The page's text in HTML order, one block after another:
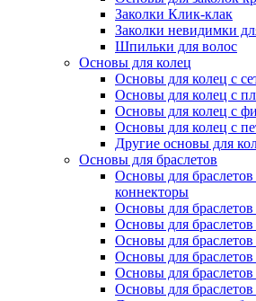
Заколки Клик-клак
Заколки невидимки
Шпильки для волос
Основы для колец
Основы для колец с
Основы для колец с
Основы для колец с
Основы для колец с
Другие основы для
Основы для браслетов
Основы для браслетов
коннекторы
Основы для браслетов
Основы для
Основы для
Основы для
Основы для
Основы для